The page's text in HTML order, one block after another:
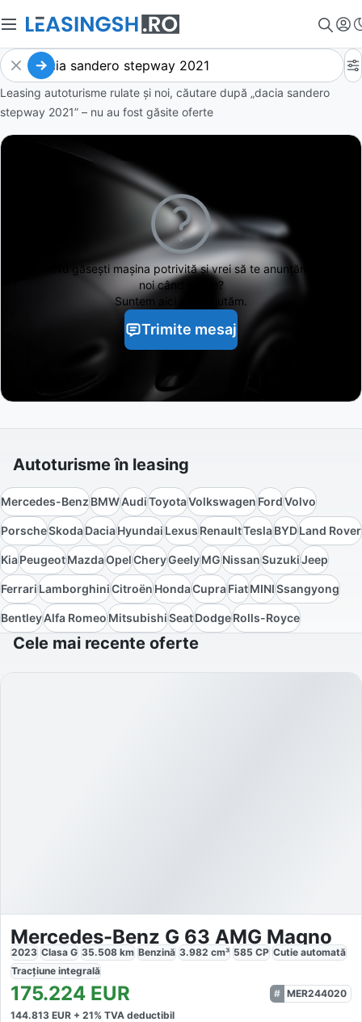
Leasing autoturisme rulate și noi, căutare după „dacia sandero
stepway 2021” – nu au fost găsite oferte
Nu găseștimașina potrivită și vrei să te anunțăm
noi când apare?
Suntem aici să te ajutăm.
Trimite mesaj
Autoturisme în leasing
Mercedes-BenzBMWAudiToyotaVolkswagenFordVolvo
PorscheSkodaDaciaHyundaiLexusRenaultTeslaBYDLand Rover
KiaPeugeotMazdaOpelCheryGeelyMGNissanSuzukiJeep
FerrariLamborghiniCitroënHondaCupraFiatMINISsangyong
BentleyAlfa RomeoMitsubishiSeatDodgeRolls-Royce
Cele mai recente oferte
Mercedes-Benz G 63 AMG Magno
2023 Clasa G 35.508 km Benzină 3.982 cm³ 585 CP Cutie automată
Tracțiune integrală
175.224 EUR
MER244020
144.813 EUR + 21% TVA deductibil